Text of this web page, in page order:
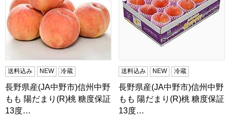
送料込み NEW 冷蔵
長野県産(JA中野市)信州中野
もも 陽だまり(R)桃 糖度保証
13度…
送料込み NEW 冷蔵
長野県産(JA中野市)信州中野
もも 陽だまり(R)桃 糖度保証
13度…